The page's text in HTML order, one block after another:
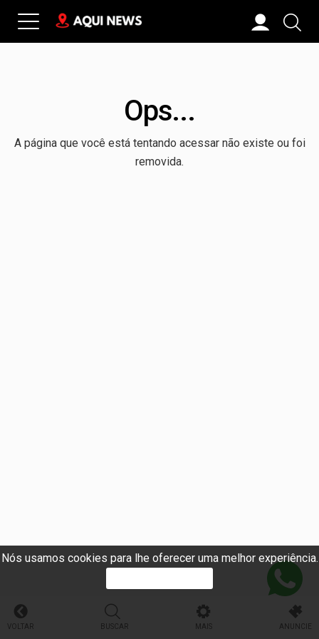
Nós usamos cookies para lhe oferecer uma melhor experiência.
Ops...
A página que você está tentando acessar não existe ou foi
removida.
VOLTAR BUSCAR MAIS ANUNCIE